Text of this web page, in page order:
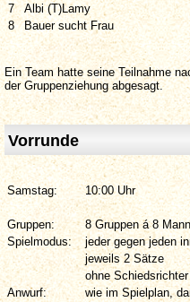
7
Albi (T)Lamy
8
Bauer sucht Frau
Ein Team hatte seine Teilnahme
der Gruppenziehung abgesagt.
Vorrunde
Samstag: 10:00 Uhr
Gruppen:
8 Gruppen á 8
Spielmodus:
jeder gegen jeden
jeweils 2 Sätze
ohne Schiedsrichter
Anwurf:
wie im Spielplan,